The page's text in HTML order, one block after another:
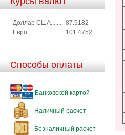
Доллар США........ 87.9182
Евро...................
101.4752
Способы оплаты
Банковской картой
Наличный расчет
Безналичный расчет